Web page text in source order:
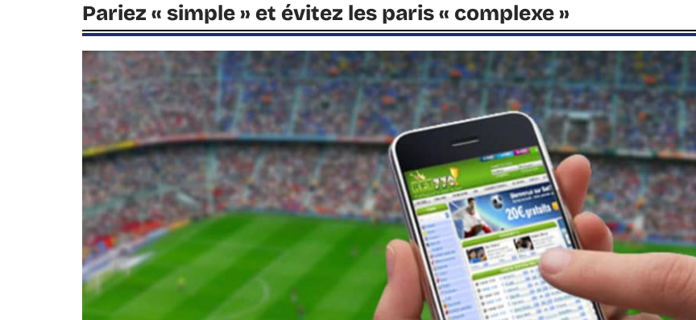
Pariez « simple » et évitez les paris « complexe »